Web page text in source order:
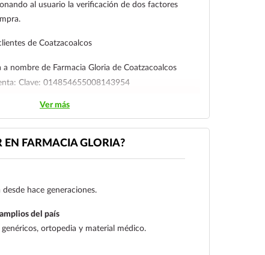
al usuario la verificación de dos factores
de Coatzacoalcos
nombre de Farmacia Gloria de Coatzacoalcos
Clave: 014854655008143954
deberá enviar su comprobante de pago a al
ecommerce@farmaciagloria.mxo a nuestro
Ver más
EN FARMACIA GLORIA?
hace generaciones.
del país
ortopedia y material médico.